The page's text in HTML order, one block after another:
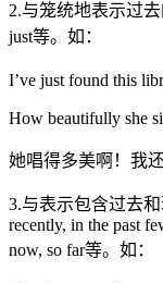
2.与笼统地表示过去
just等。如：
I’ve just found this
How beautifully she
她唱得多美啊！我
3.与表示包含过去
recently, in the past
now, so far等。如：